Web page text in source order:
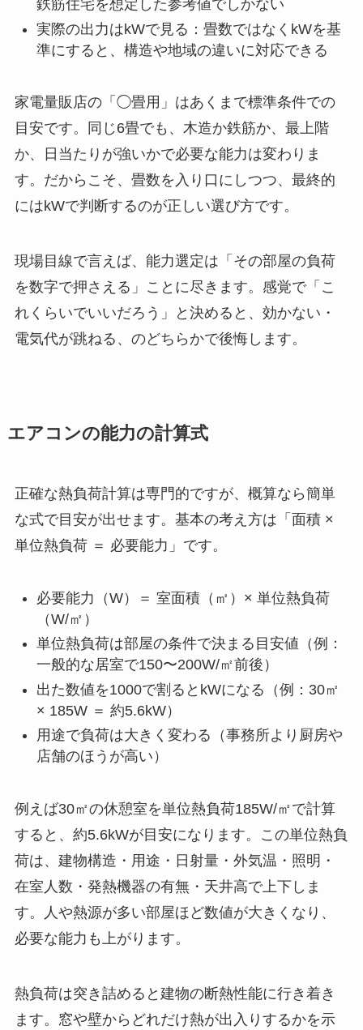
鉄筋住宅を想定した参考値でしかない
実際の出力はkWで見る：畳数ではなくkWを基
準にすると、構造や地域の違いに対応できる
家電量販店の「◯畳用」はあくまで標準条件での
目安です。同じ6畳でも、木造か鉄筋か、最上階
か、日当たりが強いかで必要な能力は変わりま
す。だからこそ、畳数を入り口にしつつ、最終的
にはkWで判断するのが正しい選び方です。
現場目線で言えば、能力選定は「その部屋の負荷
を数字で押さえる」ことに尽きます。感覚で「こ
れくらいでいいだろう」と決めると、効かない・
電気代が跳ねる、のどちらかで後悔します。
エアコンの能力の計算式
正確な熱負荷計算は専門的ですが、概算なら簡単
な式で目安が出せます。基本の考え方は「面積 ×
単位熱負荷 ＝ 必要能力」です。
必要能力（W）＝ 室面積（㎡）× 単位熱負荷
（W/㎡）
単位熱負荷は部屋の条件で決まる目安値（例：
一般的な居室で150〜200W/㎡前後）
出た数値を1000で割るとkWになる（例：30㎡
× 185W ＝ 約5.6kW）
用途で負荷は大きく変わる（事務所より厨房や
店舗のほうが高い）
例えば30㎡の休憩室を単位熱負荷185W/㎡で計算
すると、約5.6kWが目安になります。この単位熱負
荷は、建物構造・用途・日射量・外気温・照明・
在室人数・発熱機器の有無・天井高で上下しま
す。人や熱源が多い部屋ほど数値が大きくなり、
必要な能力も上がります。
熱負荷は突き詰めると建物の断熱性能に行き着き
ます。窓や壁からどれだけ熱が出入りするかを示